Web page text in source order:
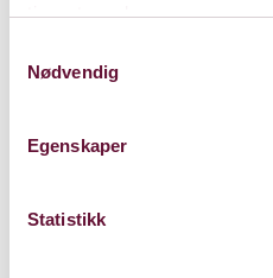
tjenestene deres.
Nødvendig
Egenskaper
Statistikk
Rådmann Halmrasts vei 2
Inngang i Bakgården.